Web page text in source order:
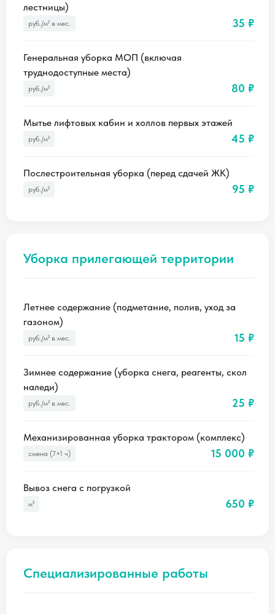
лестницы)
руб./м² в мес. 35 ₽
Генеральная уборка МОП (включая
труднодоступные места)
руб./м² 80 ₽
Мытье лифтовых кабин и холлов первых этажей
руб./м² 45 ₽
Послестроительная уборка (перед сдачей ЖК)
руб./м² 95 ₽
Уборка прилегающей территории
Летнее содержание (подметание, полив, уход за
газоном)
руб./м² в мес. 15 ₽
Зимнее содержание (уборка снега, реагенты, скол
наледи)
руб./м² в мес. 25 ₽
Механизированная уборка трактором (комплекс)
смена (7+1 ч) 15 000 ₽
Вывоз снега с погрузкой
м³ 650 ₽
Специализированные работы